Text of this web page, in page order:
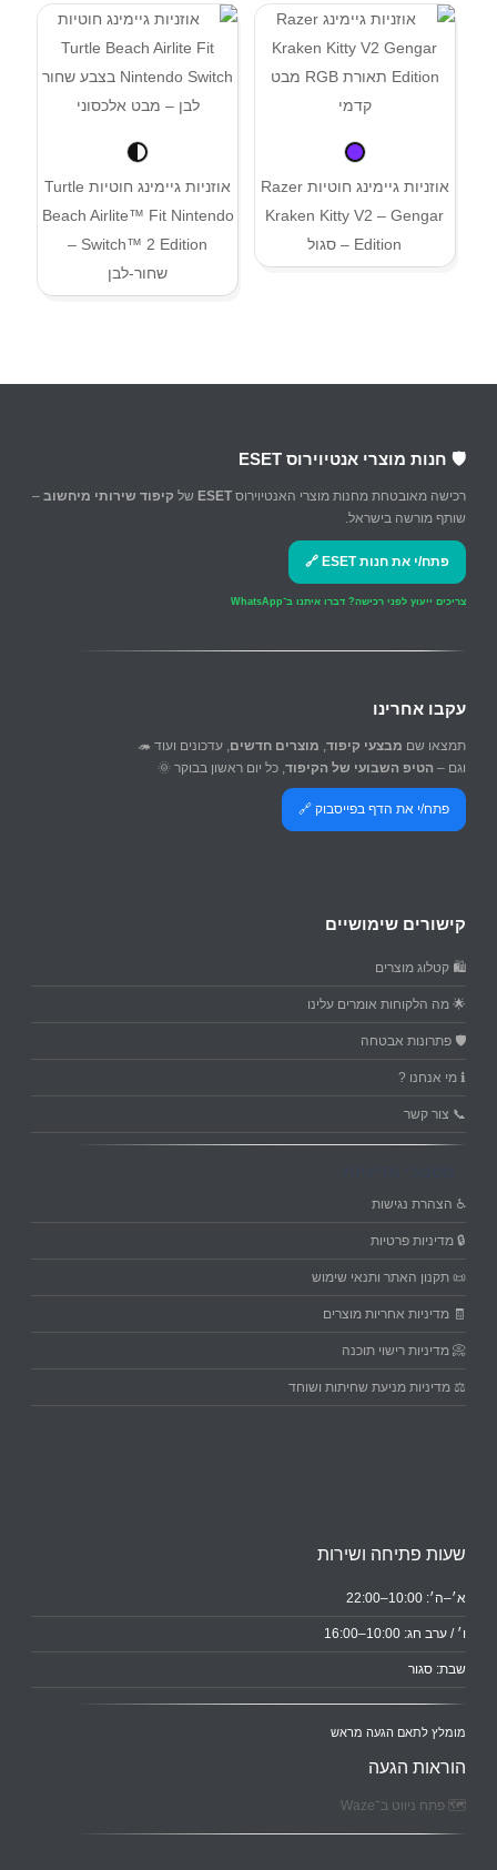
אוזניות גיימינג חוטיות Razer
Kraken Kitty V2 – Gengar
Edition – סגול
אוזניות גיימינג חוטיות Turtle
Beach Airlite™ Fit Nintendo
Switch™ 2 Edition –
שחור-לבן
🛡️ חנות מוצרי אנטיוירוס ESET
רכישה מאובטחת מחנות מוצרי האנטיוירוס ESET של קיפוד שירותי מיחשוב –
שותף מורשה בישראל.
פתח/י את חנות ESET 🔗
צריכים ייעוץ לפני רכישה? דברו איתנו ב־WhatsApp
עקבו אחרינו
תמצאו שם מבצעי קיפוד, מוצרים חדשים, עדכונים ועוד 🦔
וגם – הטיפ השבועי של הקיפוד, כל יום ראשון בבוקר 🌞
פתח/י את הדף בפייסבוק 🔗
קישורים שימושיים
🛍️ קטלוג מוצרים
🌟 מה הלקוחות אומרים עלינו
🛡️ פתרונות אבטחה
ℹ️ מי אנחנו ?
📞 צור קשר
♿ הצהרת נגישות
🔒 מדיניות פרטיות
📜 תקנון האתר ותנאי שימוש
🧾 מדיניות אחריות מוצרים
📀 מדיניות רישוי תוכנה
⚖️ מדיניות מניעת שחיתות ושוחד
שעות פתיחה ושירות
א׳–ה׳: 10:00–22:00
ו׳ / ערב חג: 10:00–16:00
שבת: סגור
מומלץ לתאם הגעה מראש
הוראות הגעה
🗺️ פתח ניווט ב־Waze